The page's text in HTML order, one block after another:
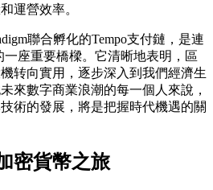
運營效率。
聯合孵化的Tempo支付鏈，是連
一座重要橋樑。它清晰地表明，區
转向實用，逐步深入到我們經濟生
來數字商業浪潮的每一個人來說，
術的發展，將是把握時代機遇的關
密貨幣之旅